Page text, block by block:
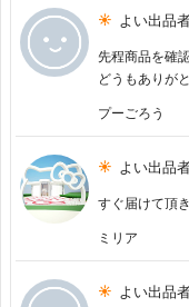
よい出品
先程商品を確
どうもありが
プーごろう
よい出品
すぐ届けて頂
ミリア
よい出品